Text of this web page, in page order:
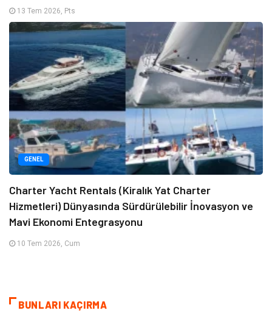
13 Tem 2026, Pts
GENEL
Charter Yacht Rentals (Kiralık Yat Charter
Hizmetleri) Dünyasında Sürdürülebilir İnovasyon ve
Mavi Ekonomi Entegrasyonu
10 Tem 2026, Cum
BUNLARI KAÇIRMA